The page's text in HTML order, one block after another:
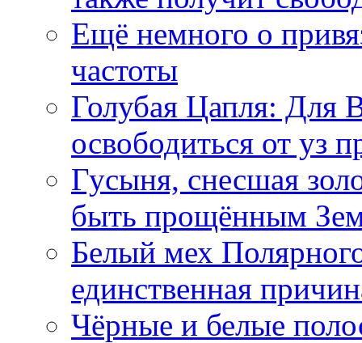
Ещё немного о
частоты
Голубая Цапля: Для
освободиться от уз
Гусыня, снесшая
быть прощённым
Белый мех
единственная
Чёрные и белые